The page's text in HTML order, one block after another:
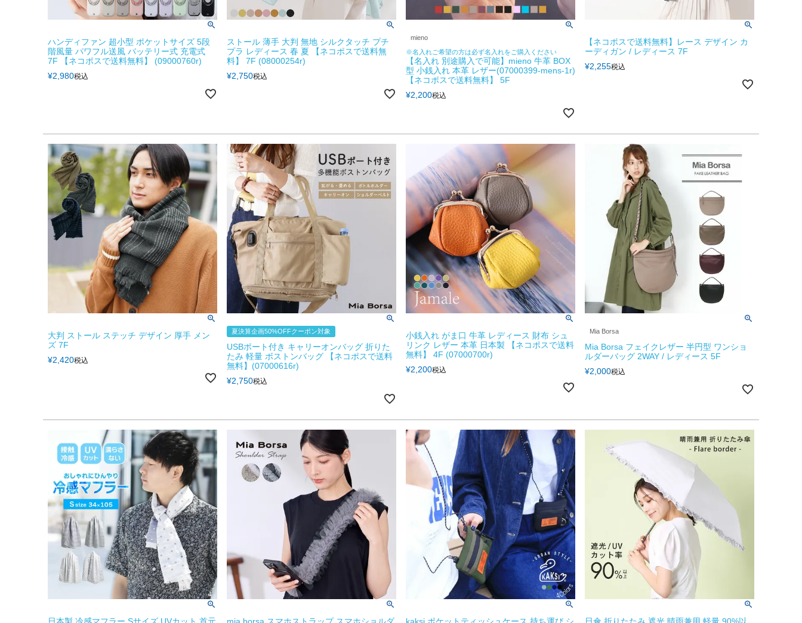
ハンディファン 超小型 ポケットサイズ 5段
階風量 パワフル送風 バッテリー式 充電式
7F 【ネコポスで送料無料】 (09000760r)
¥2,980税込
ストール 薄手 大判 無地 シルクタッチ プチ
プラ レディース 春 夏 【ネコポスで送料無
料】 7F (08000254r)
¥2,750税込
mieno
※名入れご希望の方は必ず名入れをご購入ください
【名入れ 別途購入で可能】mieno 牛革 BOX
型 小銭入れ 本革 レザー(07000399-mens-1r)
【ネコポスで送料無料】 5F
¥2,200税込
【ネコポスで送料無料】レース デザイン カ
ーディガン / レディース 7F
¥2,255税込
大判 ストール ステッチ デザイン 厚手 メン
ズ 7F
¥2,420税込
夏決算企画50%OFFクーポン対象
USBポート付き キャリーオンバッグ 折りた
たみ 軽量 ボストンバッグ 【ネコポスで送料
無料】(07000616r)
¥2,750税込
小銭入れ がま口 牛革 レディース 財布 シュ
リンク レザー 本革 日本製 【ネコポスで送料
無料】 4F (07000700r)
¥2,200税込
Mia Borsa
Mia Borsa フェイクレザー 半円型 ワンショ
ルダーバッグ 2WAY / レディース 5F
¥2,000税込